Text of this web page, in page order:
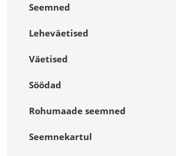
Seemned
Leheväetised
Väetised
Söödad
Rohumaade seemned
Seemnekartul